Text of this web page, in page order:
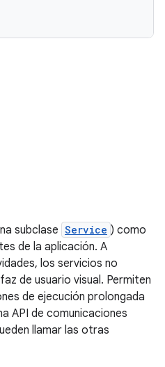
subclase Service ) como
de la aplicación. A
los servicios no
de usuario visual. Permiten
de ejecución prolongada
API de comunicaciones
llamar las otras